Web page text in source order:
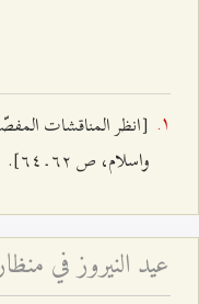
[انظر المناقشات
واسلام، ص ٦٢ ـ ٦٤].
عيد النيروز في